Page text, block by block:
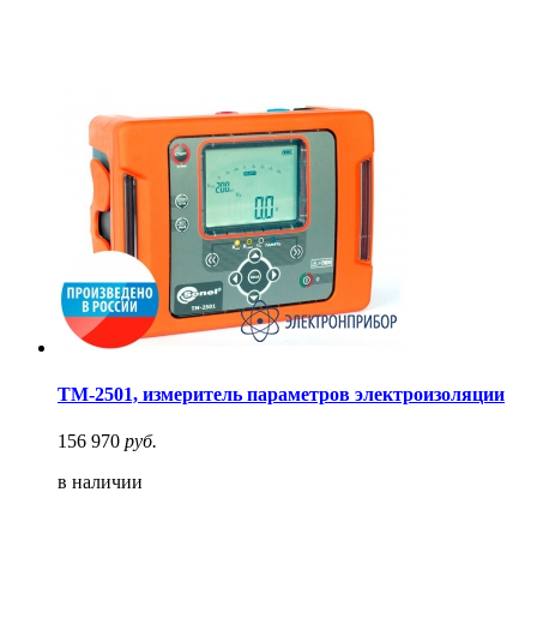
ТМ-2501, измеритель параметров электроизоляции
156 970 руб.
в наличии